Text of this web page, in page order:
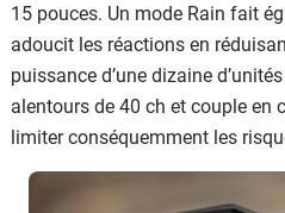
15 pouces. Un mode Rain fait
adoucit les réactions en
puissance d’une dizaine
alentours de 40 ch et couple en
limiter conséquemment les